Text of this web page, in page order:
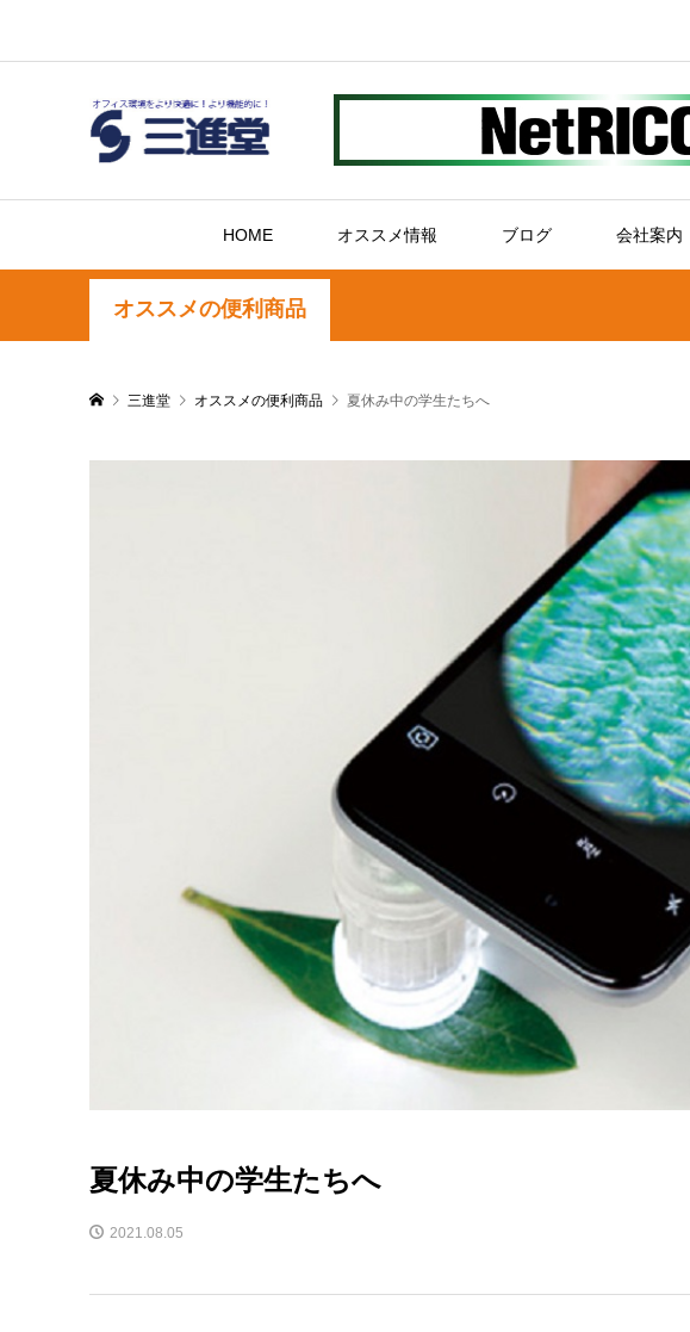
HOME オススメ情報 ブログ 会社案内
オススメの便利商品
三進堂 オススメの便利商品 夏休み中の学生たちへ
夏休み中の学生たちへ
2021.08.05